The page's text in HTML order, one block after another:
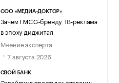
ООО «МЕДИА-ДОКТОР»
Зачем FMCG-бренду ТВ-реклама
в эпоху диджитал
Мнение эксперта
7 августа 2026
СВОЙ БАНК